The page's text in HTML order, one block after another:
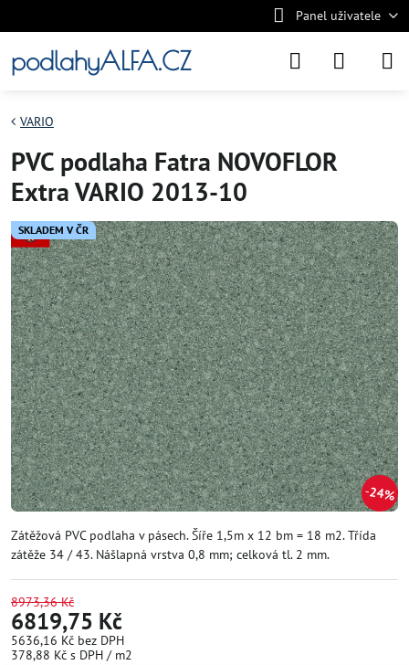
Panel uživatele
podlahyALFA.CZ
SKLADEM V ČR
24%
VARIO
PVC podlaha Fatra NOVOFLOR
Extra VARIO 2013-10
Zátěžová PVC podlaha v pásech. Šíře 1,5m x 12 bm = 18 m2. Třída
zátěže 34 / 43. Nášlapná vrstva 0,8 mm; celková tl. 2 mm.
8973,36 Kč
6819,75 Kč
5636,16 Kč bez DPH
378,88 Kč s DPH / m2